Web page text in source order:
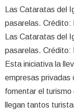
Las Cataratas del
pasarelas. Crédito:
Las Cataratas del
pasarelas. Crédito:
Esta iniciativa la
empresas privadas
fomentar el turismo
llegan tantos